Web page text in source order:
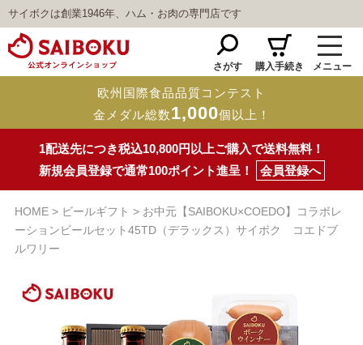
サイボクは創業1946年、ハム・お肉の専門店です
さがす 購入手続き メニュー
欧州国際食品品質コンテスト
金メダル総数1,000個以上！
1配送先につき税込10,800円以上ご購入で送料無料！
新規会員登録で通常100ポイント進呈！
会員登録へ
HOME ビールギフト
お中元【SAIBOKU×COEDO】コラボレ
ーションビールセット45TD（デラックス）サイボク コエドブ
ルワリー